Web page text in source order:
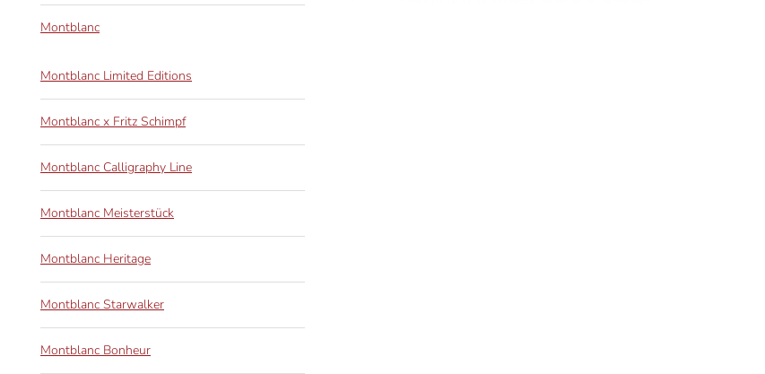
Montblanc
Montblanc Limited Editions
Montblanc x Fritz Schimpf
Montblanc Calligraphy Line
Montblanc Meisterstück
Montblanc Heritage
Montblanc Starwalker
Montblanc Bonheur